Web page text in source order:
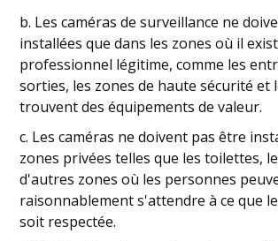
b. Les caméras de surveillance ne
installées que dans les zones où il
professionnel légitime, comme les
sorties, les zones de haute sécurité et
trouvent des équipements de valeur.
c. Les caméras ne doivent pas être
zones privées telles que les toilettes,
d'autres zones où les personnes
raisonnablement s'attendre à ce que
soit respectée.